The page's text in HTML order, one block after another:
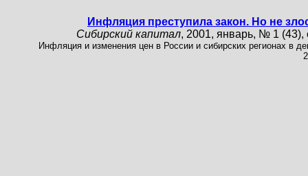
Инфляция преступила закон. Но не
Сибирский капитал, 2001, январь, № 1 (43),
Инфляция и изменения цен в России и сибирских регионах в